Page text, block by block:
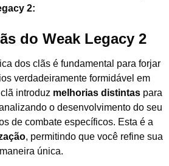
2:
do Weak Legacy 2
dos clãs é fundamental para forjar
verdadeiramente formidável em
introduz melhorias distintas para
o desenvolvimento do seu
de combate específicos. Esta é a
, permitindo que você refine sua
única.